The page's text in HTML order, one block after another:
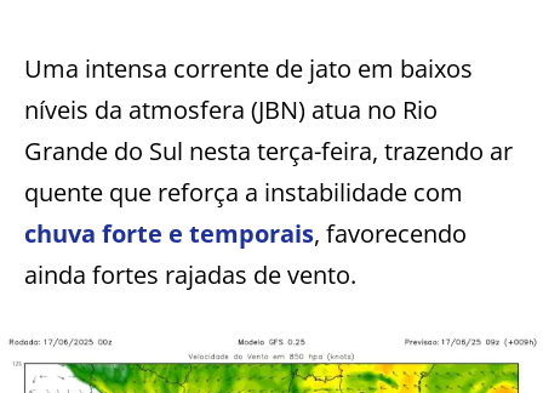
Uma intensa corrente de jato em baixos
níveis da atmosfera (JBN) atua no Rio
Grande do Sul nesta terça-feira, trazendo ar
quente que reforça a instabilidade com
chuva forte e temporais, favorecendo
ainda fortes rajadas de vento.